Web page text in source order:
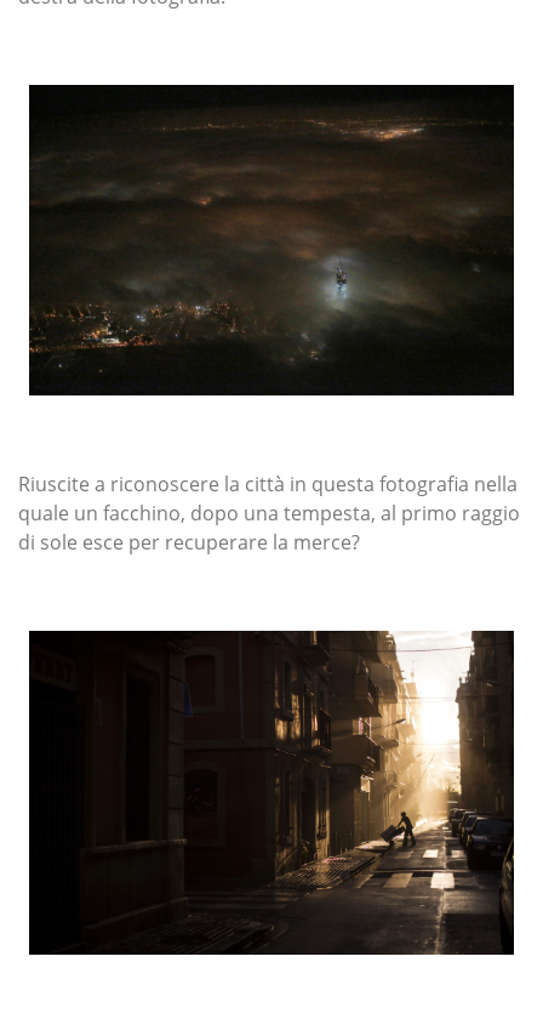
Riuscite a riconoscere la città in questa fotografia nella
quale un facchino, dopo una tempesta, al primo raggio
di sole esce per recuperare la merce?